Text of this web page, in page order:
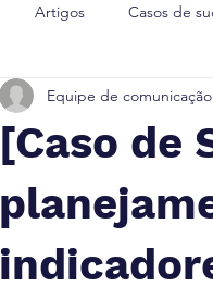
Artigos Casos de
[Caso de
Equipe de